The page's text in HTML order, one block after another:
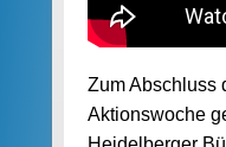
Zum Abschluss
Aktionswoche